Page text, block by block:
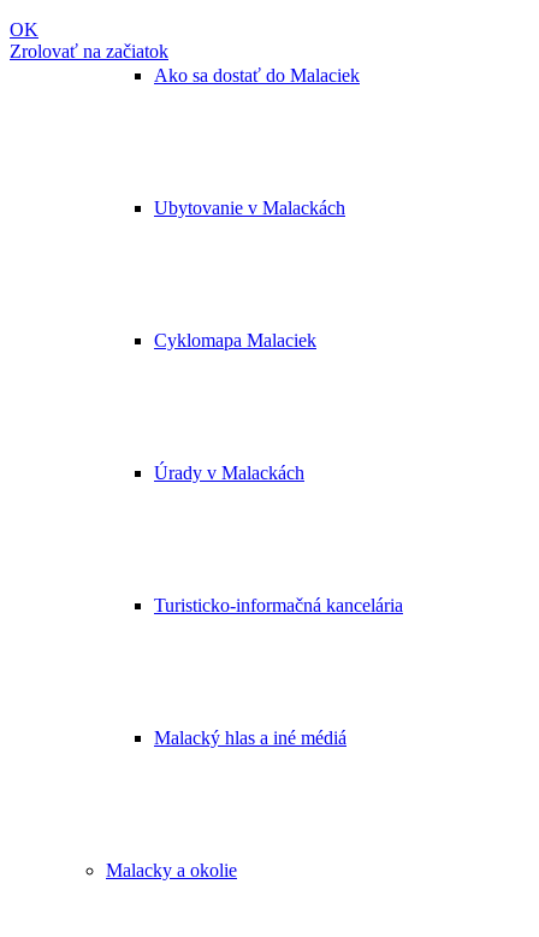
Ako sa dostať do Malaciek
Ubytovanie v Malackách
Cyklomapa Malaciek
Úrady v Malackách
Turisticko-informačná kancelária
Malacký hlas a iné médiá
Malacky a okolie
OK
Zrolovať na začiatok